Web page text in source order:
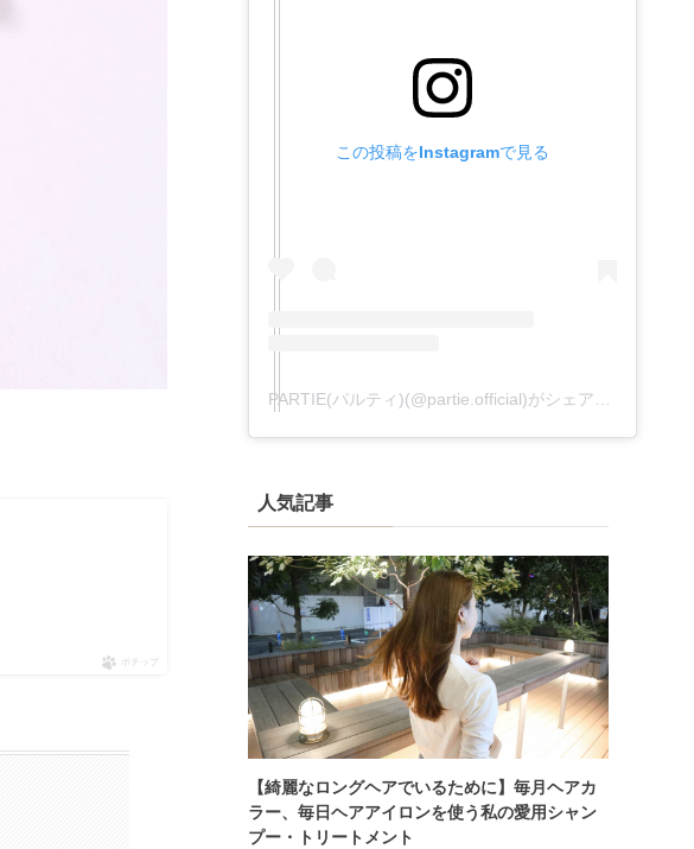
ポチップ
この投稿をInstagramで見る
人気記事
【綺麗なロングヘアでいるために】毎月ヘアカ
ラー、毎日ヘアアイロンを使う私の愛用シャン
プー・トリートメント